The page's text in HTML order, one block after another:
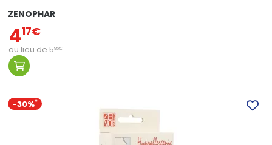
ZENOPHAR
417€
au lieu de 595€
-30%*